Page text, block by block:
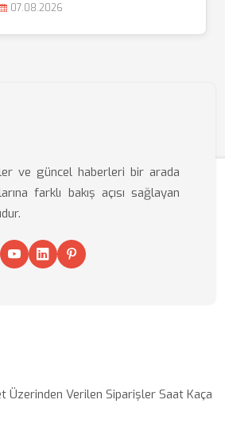
07.08.2026
ve güncel haberleri bir arada
farklı bakış açısı sağlayan
Üzerinden Verilen Siparişler Saat Kaça